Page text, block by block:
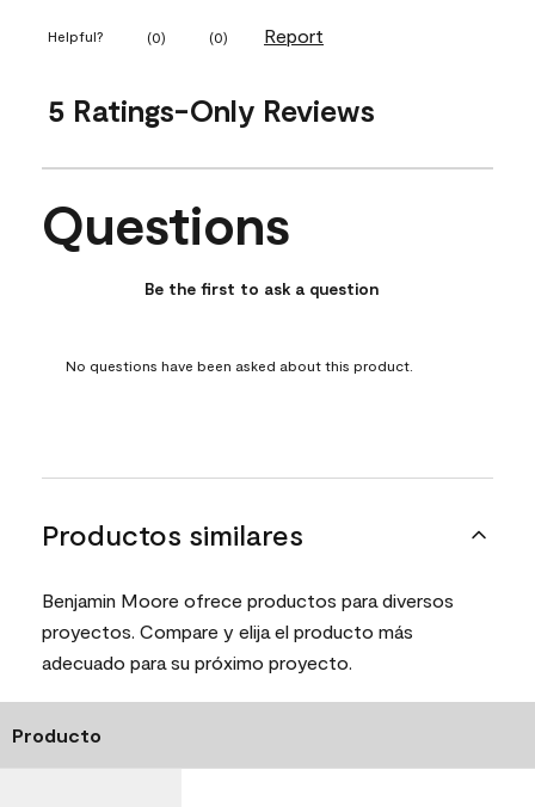
Helpful? (0) (0) Report
5 Ratings-Only Reviews
No questions have been asked about this product.
Questions
Be the first to ask a question
No questions have been asked about this product.
Productos similares
Benjamin Moore ofrece productos para diversos
proyectos. Compare y elija el producto más
adecuado para su próximo proyecto.
Producto